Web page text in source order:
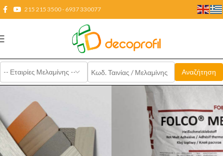
215 215 3500 - 6937 330077